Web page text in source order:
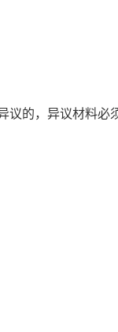
议的，异议材料必